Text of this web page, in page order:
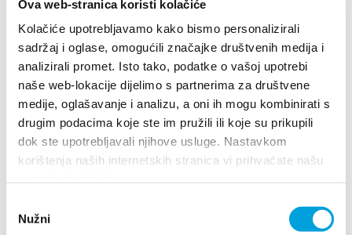
Ova web-stranica koristi kolačiće
Kolačiće upotrebljavamo kako bismo personalizirali
sadržaj i oglase, omogućili značajke društvenih medija i
analizirali promet. Isto tako, podatke o vašoj upotrebi
naše web-lokacije dijelimo s partnerima za društvene
medije, oglašavanje i analizu, a oni ih mogu kombinirati s
drugim podacima koje ste im pružili ili koje su prikupili
dok ste upotrebljavali njihove usluge. Nastavkom
korištenja naših internetskih stranica vi prihvaćate našu
pristanka
Nužni
Hitna služba
Tel: 021/230334
Put Štalija 13, Kaštel Stari
Veterinarska ambulanta
Put Blata 20, Kaštel Stari
Tel: 021/232254